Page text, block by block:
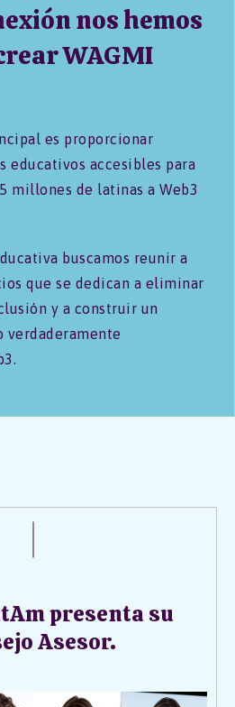
nos hemos
WAGMI
es proporcionar
educativos accesibles para
millones de latinas a Web3
buscamos reunir a
que se dedican a eliminar
y a construir un
verdaderamente
presenta su
Asesor.